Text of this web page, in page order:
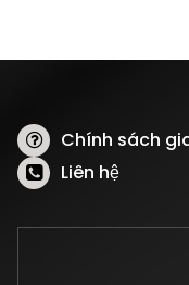
Chính sách
Liên hệ